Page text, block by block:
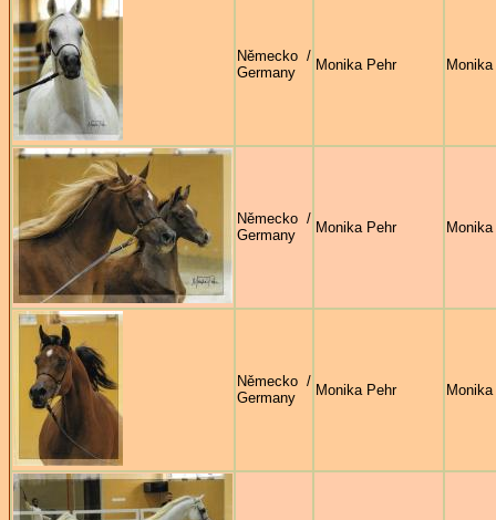
Německo /
Germany
Monika Pehr
Německo /
Germany
Monika Pehr
Německo /
Germany
Monika Pehr